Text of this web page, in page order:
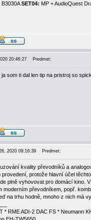
B3030ASET04: MP + AudioQuest
20:46:27 Predmet:
ja som ti dal len tip na pristroj so
2020 09:16:39 Predmet:
kvality převodníků a
protože hlavní účel
plně vyhovovat pro domácí kino.
moderním převodníkem, popř.
na trhu hodně, mnoho z nich má
* RME ADI-2 DAC FS * Neumann